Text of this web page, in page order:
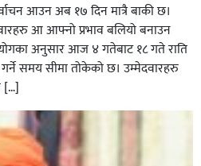
आउन अब १७ दिन मात्रै बाकी छ।
आ आफ्नो प्रभाव बलियो बनाउन
अनुसार आज ४ गतेबाट १८ गते राति
गर्ने समय सीमा तोकेको छ। उम्मेदवारहरु
[…]